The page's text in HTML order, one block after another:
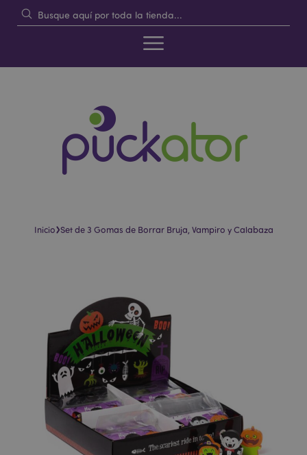
Inicio›Set de 3 Gomas de Borrar Bruja, Vampiro y Calabaza
imágenes
imágenes